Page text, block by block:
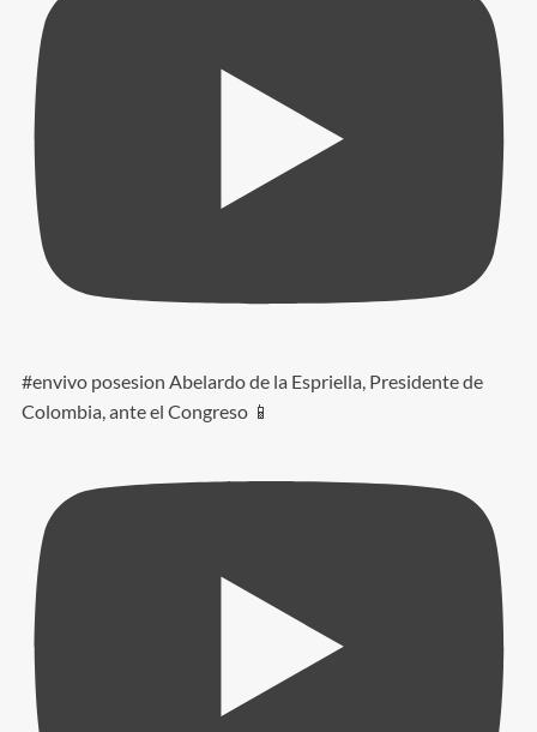
#envivo posesion Abelardo de la Espriella, Presidente de
Colombia, ante el Congreso 📱